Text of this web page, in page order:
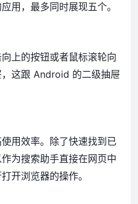
用，最多同时展现五个。
上的按钮或者鼠标滚轮向
这跟 Android 的二级抽屉
用效率。除了快速找到已
为搜索助手直接在网页中
开浏览器的操作。